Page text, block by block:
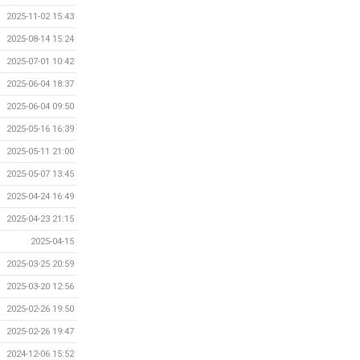
2025-11-02 15:43
2025-08-14 15:24
2025-07-01 10:42
2025-06-04 18:37
2025-06-04 09:50
2025-05-16 16:39
2025-05-11 21:00
2025-05-07 13:45
2025-04-24 16:49
2025-04-23 21:15
2025-04-15
2025-03-25 20:59
2025-03-20 12:56
2025-02-26 19:50
2025-02-26 19:47
2024-12-06 15:52